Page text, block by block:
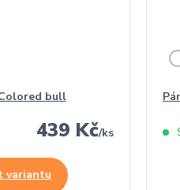
bull
439 Kč/ks
variantu